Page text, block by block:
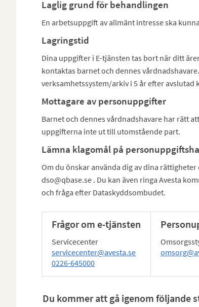
Laglig grund för behandlingen
En arbetsuppgift av allmänt intresse ska
Lagringstid
Dina uppgifter i E-tjänsten tas bort när ditt
kontaktas barnet och dennes
verksamhetssystem/arkiv i 5 år efter
Mottagare av personuppgifter
Barnet och dennes vårdnadshavare har rätt
uppgifterna inte ut till utomstående part.
Lämna klagomål på
Om du önskar använda dig av dina
dso@qbase.se . Du kan även ringa Avesta
och fråga efter Dataskyddsombudet.
Frågor om e-tjänsten
Servicecenter
servicecenter@avesta.se
0226-645000
Du kommer att gå igenom följande